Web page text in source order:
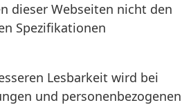
dieser Webseiten nicht den
Spezifikationen
Lesbarkeit wird bei
und personenbezogenen